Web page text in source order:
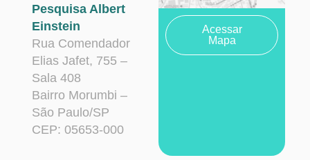
Pesquisa Albert
Einstein
Rua Comendador
Elias Jafet, 755 –
Sala 408
Bairro Morumbi –
São Paulo/SP
CEP: 05653-000
Acessar
Mapa